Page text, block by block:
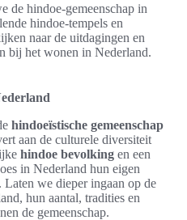
de hindoe-gemeenschap in
hindoe-tempels en
naar de uitdagingen en
bij het wonen in Nederland.
hindoeïstische gemeenschap
aan de culturele diversiteit
hindoe bevolking en een
in Nederland hun eigen
we dieper ingaan op de
hun aantal, tradities en
de gemeenschap.